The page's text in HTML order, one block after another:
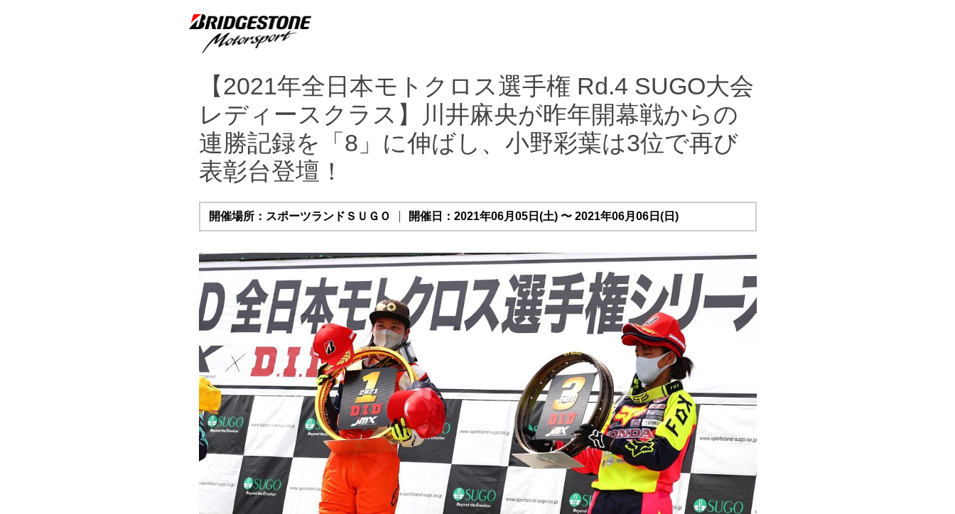
【2021年全日本モトクロス選手権 Rd.4 SUGO大会
レディースクラス】川井麻央が昨年開幕戦からの
連勝記録を「8」に伸ばし、小野彩葉は3位で再び
表彰台登壇！
開催場所：スポーツランドＳＵＧＯ 開催日：2021年06月05日(土) 〜 2021年06月06日(日)